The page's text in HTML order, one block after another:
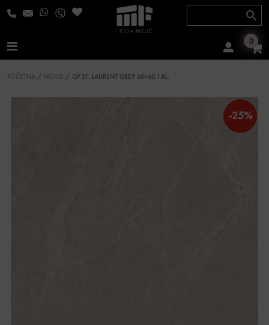
Skip to content
Main Navigation
0
POČETNA / NOVO / GP ST. LAURENT GREY 60×60 1.KL.
-25%